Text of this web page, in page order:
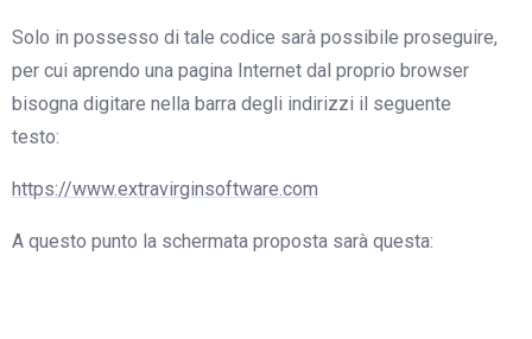
Solo in possesso di tale codice sarà possibile proseguire,
per cui aprendo una pagina Internet dal proprio browser
bisogna digitare nella barra degli indirizzi il seguente
testo:
https://www.extravirginsoftware.com
A questo punto la schermata proposta sarà questa: